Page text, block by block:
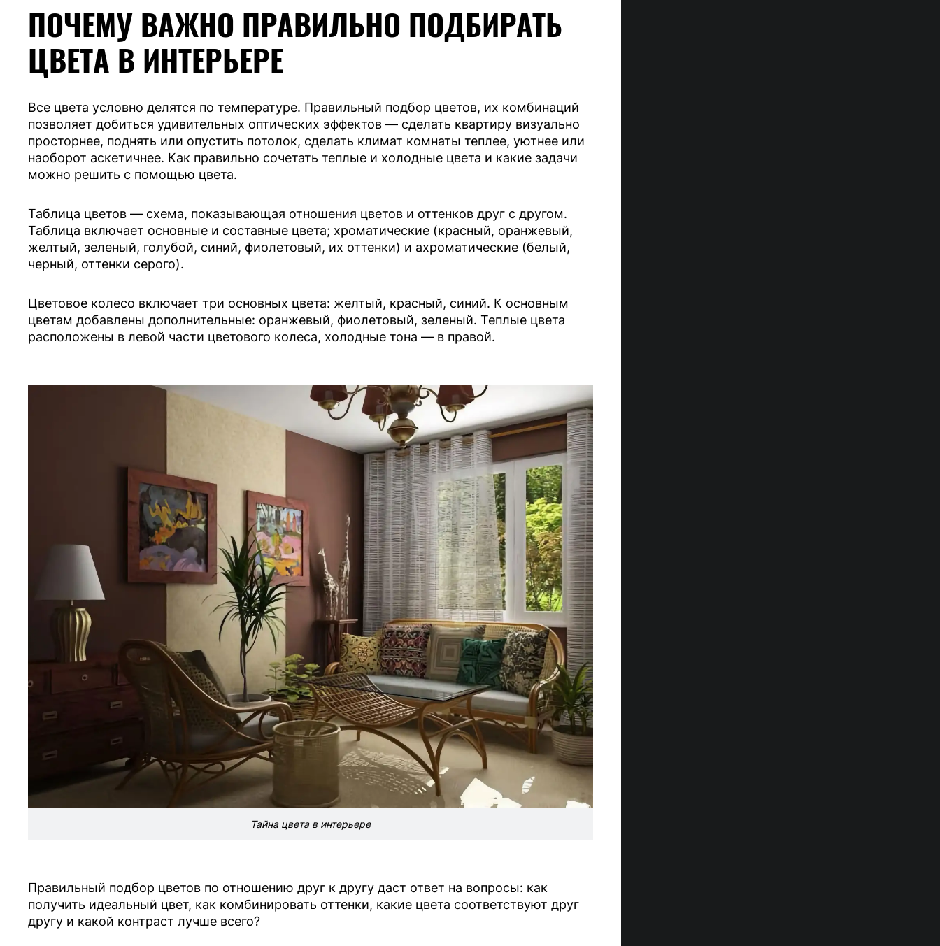
ПОЧЕМУ ВАЖНО ПРАВИЛЬНО ПОДБИРАТЬ
ЦВЕТА В ИНТЕРЬЕРЕ
Все цвета условно делятся по температуре. Правильный подбор цветов, их комбинаций
позволяет добиться удивительных оптических эффектов — сделать квартиру визуально
просторнее, поднять или опустить потолок, сделать климат комнаты теплее, уютнее или
наоборот аскетичнее. Как правильно сочетать теплые и холодные цвета и какие задачи
можно решить с помощью цвета.
Таблица цветов — схема, показывающая отношения цветов и оттенков друг с другом.
Таблица включает основные и составные цвета; хроматические (красный, оранжевый,
желтый, зеленый, голубой, синий, фиолетовый, их оттенки) и ахроматические (белый,
черный, оттенки серого).
Цветовое колесо включает три основных цвета: желтый, красный, синий. К основным
цветам добавлены дополнительные: оранжевый, фиолетовый, зеленый. Теплые цвета
расположены в левой части цветового колеса, холодные тона — в правой.
Тайна цвета в интерьере
Правильный подбор цветов по отношению друг к другу даст ответ на вопросы: как
получить идеальный цвет, как комбинировать оттенки, какие цвета соответствуют друг
другу и какой контраст лучше всего?